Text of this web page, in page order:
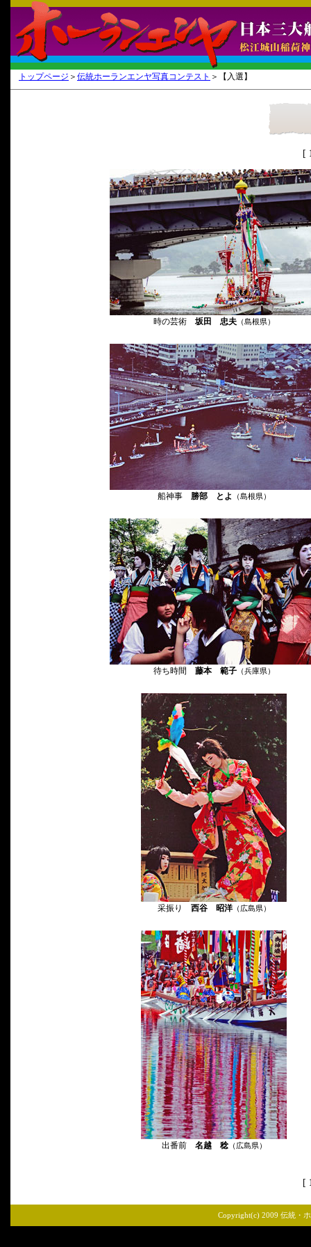
トップページ ＞ 伝統ホーランエンヤ写真コンテスト ＞【入選】
[
時の芸術 坂田 忠夫（島根県）
船神事 勝部 とよ （島根県）
待ち時間 藤本 範子（兵庫県）
采振り 西谷 昭洋（広島県）
出番前 名越 稔（広島県）
[
Copyright(c) 2009 伝統・